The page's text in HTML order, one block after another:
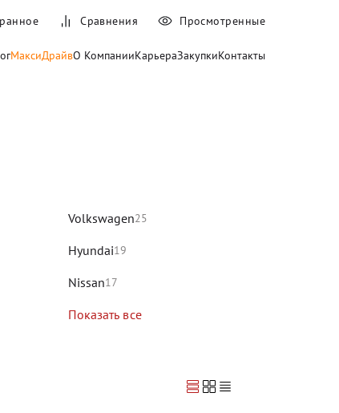
МаксиДрайвО КомпанииКарьераЗакупкиКонтакты
Сравнения Просмотренные
Volkswagen25
Hyundai19
Nissan17
Показать все